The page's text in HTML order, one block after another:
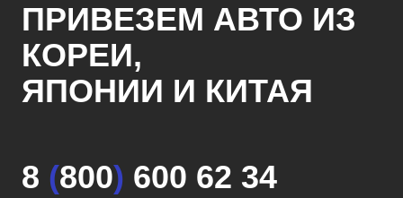
ПРИВЕЗЕМ АВТО ИЗ
КОРЕИ,
ЯПОНИИ И КИТАЯ
8 (800) 600 62 34